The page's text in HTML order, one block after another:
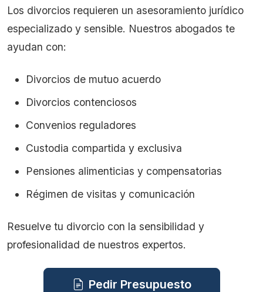
Los divorcios requieren un asesoramiento jurídico
especializado y sensible. Nuestros abogados te
ayudan con:
Divorcios de mutuo acuerdo
Divorcios contenciosos
Convenios reguladores
Custodia compartida y exclusiva
Pensiones alimenticias y compensatorias
Régimen de visitas y comunicación
Resuelve tu divorcio con la sensibilidad y
profesionalidad de nuestros expertos.
Pedir Presupuesto